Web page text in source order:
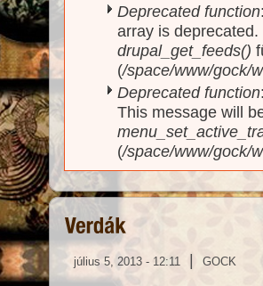
Deprecated function
array is
drupal_get_feeds()
(/space/www/gock/
Deprecated function
This message will
(/space/www/gock/
július 5, 2013 - 12:11 | GOCK